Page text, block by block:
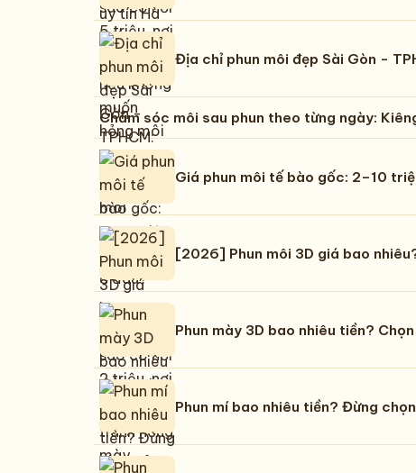
Địa chỉ phun môi đẹp Sài Gòn -
Chăm sóc môi sau phun theo từng ngày:
Giá phun môi tế bào gốc: 2–10
[2026] Phun môi 3D giá bao
Phun mày 3D bao nhiêu tiền?
Phun mí bao nhiêu tiền? Đừng